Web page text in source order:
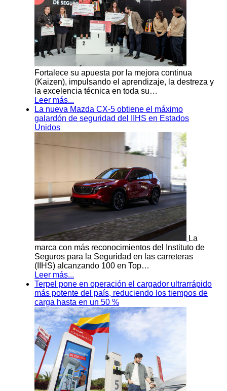
Fortalece su apuesta por la mejora continua
(Kaizen), impulsando el aprendizaje, la destreza y
la excelencia técnica en toda su…
Leer más...
La nueva Mazda CX-5 obtiene el máximo
galardón de seguridad del IIHS en Estados
Unidos
La
marca con más reconocimientos del Instituto de
Seguros para la Seguridad en las carreteras
(IIHS) alcanzando 100 en Top…
Leer más...
Terpel pone en operación el cargador ultrarrápido
más potente del país, reduciendo los tiempos de
carga hasta en un 50 %